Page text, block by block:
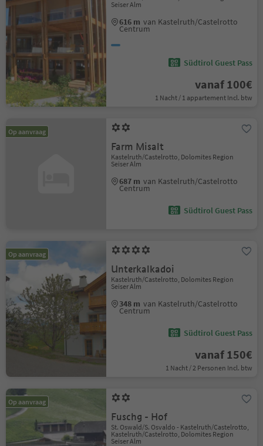
Seiser Alm
616 m van Kastelruth/Castelrotto
Centrum
Südtirol Guest Pass
vanaf 100€
1 Nacht / 1 appartement Incl. btw
Op aanvraag
Farm Misalt
Kastelruth/Castelrotto, Dolomites Region
Seiser Alm
687 m van Kastelruth/Castelrotto
Centrum
Südtirol Guest Pass
Op aanvraag
Unterkalkadoi
Kastelruth/Castelrotto, Dolomites Region
Seiser Alm
348 m van Kastelruth/Castelrotto
Centrum
Südtirol Guest Pass
vanaf 150€
1 Nacht / 2 Personen Incl. btw
Op aanvraag
Fuschg - Hof
St. Oswald/S. Osvaldo - Kastelruth/Castelrotto,
Kastelruth/Castelrotto, Dolomites Region
Seiser Alm